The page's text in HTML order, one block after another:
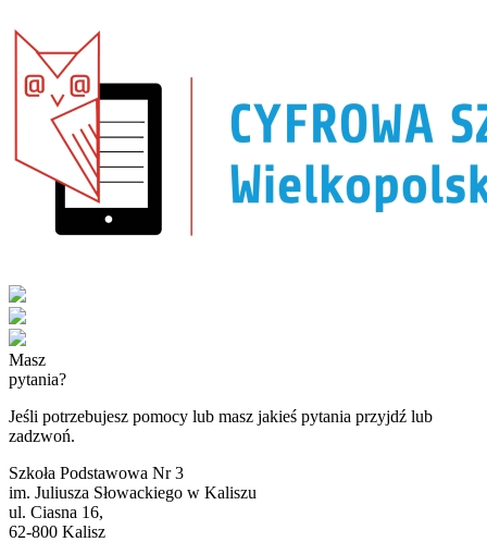
Masz
pytania?
Jeśli potrzebujesz pomocy lub masz jakieś pytania przyjdź lub
zadzwoń.
Szkoła Podstawowa Nr 3
im. Juliusza Słowackiego w Kaliszu
ul. Ciasna 16,
62-800 Kalisz